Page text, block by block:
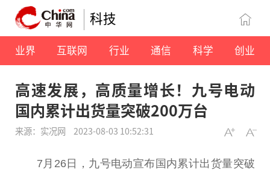
科技
业界 互联网 行业 通信 科学 创业
高速发展，高质量增长！九号电动
国内累计出货量突破200万台
来源：实况网 2023-08-03 10:52:31
7月26日，九号电动宣布国内累计出货量突破